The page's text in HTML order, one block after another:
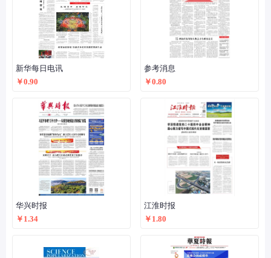
新华每日电讯
￥0.90
参考消息
￥0.80
华兴时报
￥1.34
江淮时报
￥1.80